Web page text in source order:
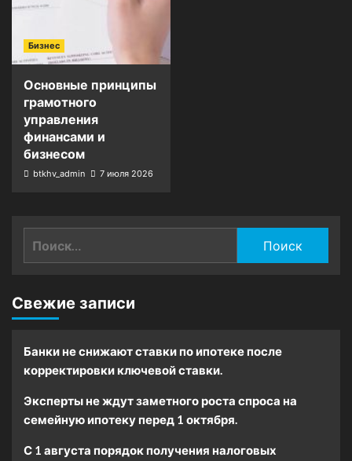
Бизнес
Основные принципы
грамотного
управления
финансами и
бизнесом
btkhv_admin 7 июля 2026
Свежие записи
Банки не снижают ставки по ипотеке после
корректировки ключевой ставки.
Эксперты не ждут заметного роста спроса на
семейную ипотеку перед 1 октября.
С 1 августа порядок получения налоговых